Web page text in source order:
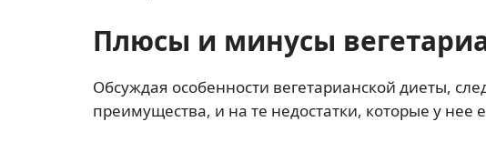
Плюсы и минусы
Обсуждая особенности вегетарианской диеты,
преимущества, и на те недостатки, которые у нее